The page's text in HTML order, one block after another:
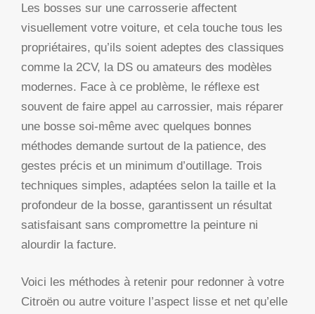
Les bosses sur une carrosserie affectent
visuellement votre voiture, et cela touche tous les
propriétaires, qu’ils soient adeptes des classiques
comme la 2CV, la DS ou amateurs des modèles
modernes. Face à ce problème, le réflexe est
souvent de faire appel au carrossier, mais réparer
une bosse soi-même avec quelques bonnes
méthodes demande surtout de la patience, des
gestes précis et un minimum d’outillage. Trois
techniques simples, adaptées selon la taille et la
profondeur de la bosse, garantissent un résultat
satisfaisant sans compromettre la peinture ni
alourdir la facture.
Voici les méthodes à retenir pour redonner à votre
Citroën ou autre voiture l’aspect lisse et net qu’elle